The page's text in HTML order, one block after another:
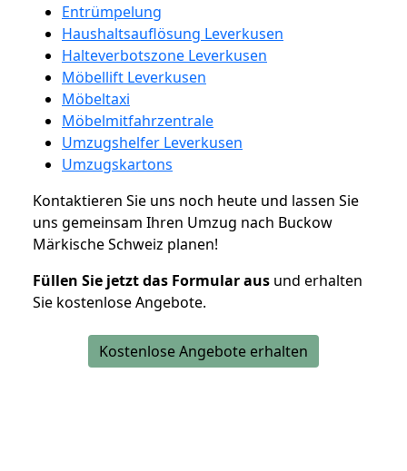
Entrümpelung
Haushaltsauflösung Leverkusen
Halteverbotszone Leverkusen
Möbellift Leverkusen
Möbeltaxi
Möbelmitfahrzentrale
Umzugshelfer Leverkusen
Umzugskartons
Kontaktieren Sie uns noch heute und lassen Sie
uns gemeinsam Ihren Umzug nach Buckow
Märkische Schweiz planen!
Füllen Sie jetzt das Formular aus und erhalten
Sie kostenlose Angebote.
Kostenlose Angebote erhalten